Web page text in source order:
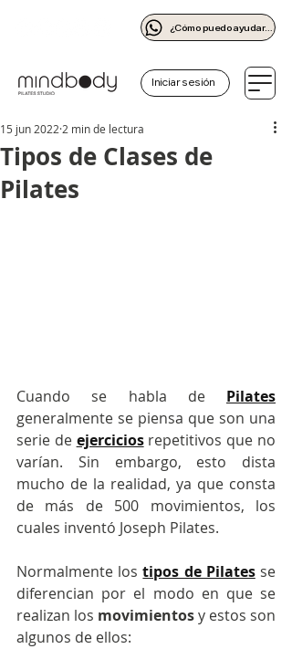
¿Cómo puedo ayudarte?
Iniciar sesión
Tipos de Clases de
Pilates
15 jun 2022 2 min de lectura
Cuando se habla de Pilates
generalmente se piensa que son una
serie de ejercicios repetitivos que no
varían. Sin embargo, esto dista
mucho de la realidad, ya que consta
de más de 500 movimientos, los
cuales inventó Joseph Pilates.
Normalmente los tipos de Pilates se
diferencian por el modo en que se
realizan los movimientos y estos son
algunos de ellos: